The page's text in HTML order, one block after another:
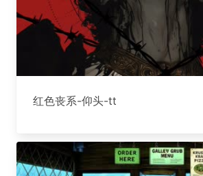
红色丧系-仰头-tt